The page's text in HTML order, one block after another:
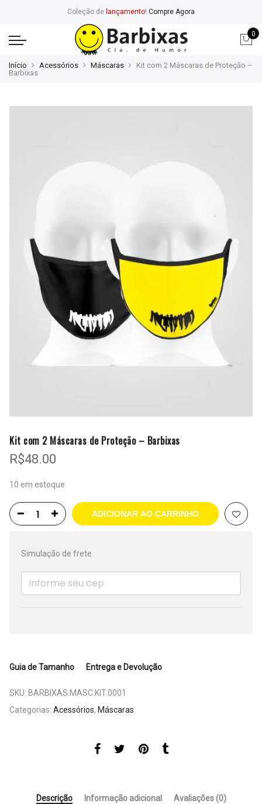
Coleção de lançamento! Compre Agora
0
Início Acessórios Máscaras
Kit com 2 Máscaras de Proteção –
Barbixas
Kit com 2 Máscaras de Proteção – Barbixas
R$48.00
10 em estoque
ADICIONAR AO CARRINHO
Simulação de frete
Guia de Tamanho Entrega e Devolução
SKU: BARBIXAS.MASC.KIT.0001
Categorias: Acessórios, Máscaras
Descrição Informação adicional Avaliações (0)